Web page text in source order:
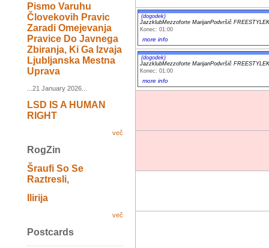
Pismo Varuhu
Človekovih Pravic
Zaradi Omejevanja
Pravice Do Javnega
Zbiranja, Ki Ga Izvaja
Ljubljanska Mestna
Uprava
...21 January 2026...
LSD IS A HUMAN
RIGHT
več
RogZin
Šraufi So Se
Raztresli,
Ilirija
več
Postcards
(dogodek)
JazzklubMezzoforte MarijanPodvršič
Konec: 01:00
more info
(dogodek)
JazzklubMezzoforte MarijanPodvršič
Konec: 01:00
more info